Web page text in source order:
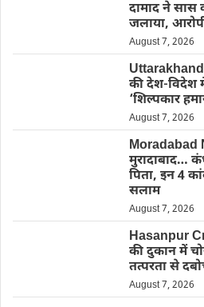
दामाद ने
जलाया,
August 7, 2026
Uttarakhand
की देश-विदेश
‘शिल्पकार
August 7, 2026
Moradabad
मुरादाबाद…
पिता, इन 4
सलाम
August 7, 2026
Hasanpur
की दुकान में
तत्परता से
August 7, 2026